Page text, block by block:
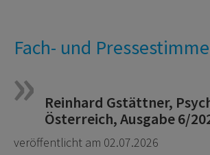
Fach- und
Reinhard Gstättner,
Österreich, Ausgabe 6/
veröffentlicht am 02.07.2026